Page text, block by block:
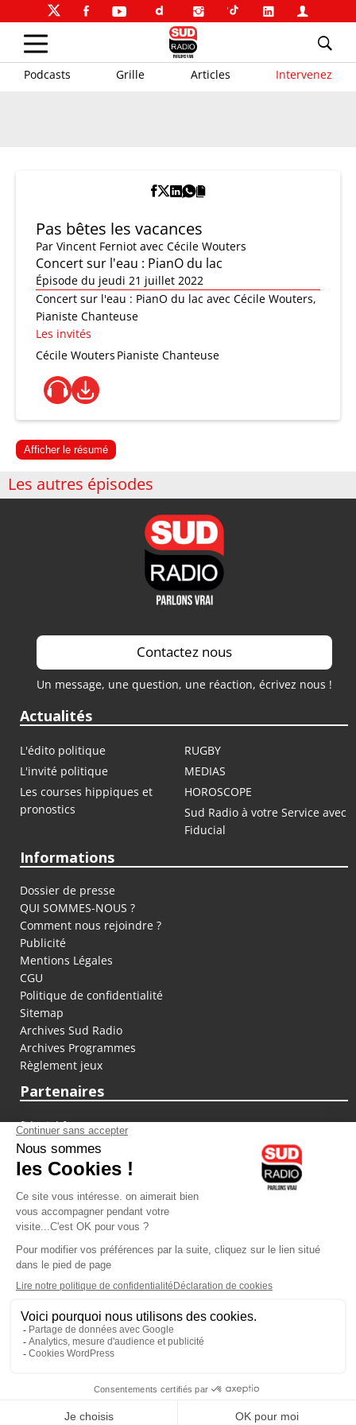
Podcasts Grille Articles Intervenez
Pas bêtes les vacances
Par Vincent Ferniot avec Cécile Wouters
Concert sur l'eau : PianO du lac
Épisode du jeudi 21 juillet 2022
Concert sur l'eau : PianO du lac avec Cécile Wouters,
Pianiste Chanteuse
Les invités
Cécile Wouters Pianiste Chanteuse
Afficher le résumé
Les autres épisodes
Contactez nous
Un message, une question, une réaction, écrivez nous !
Actualités
L'édito politique
RUGBY
L'invité politique
MEDIAS
Les courses hippiques et
pronostics
HOROSCOPE
Sud Radio à votre Service avec
Fiducial
Informations
Dossier de presse
QUI SOMMES-NOUS ?
Comment nous rejoindre ?
Publicité
Mentions Légales
CGU
Politique de confidentialité
Sitemap
Archives Sud Radio
Archives Programmes
Règlement jeux
Partenaires
fiducial.fr
lyoncapitale.fr
olympique-et-lyonnais.com
L'application Iphone / Android
Téléchargez l'application
Les cookies
Gestion des cookies
Crédit photos : ©Sud Radio / Pierre Olivier
Jacques Pessis
Brigitte Lahaie
Brigitte Lahaie Sud Radio